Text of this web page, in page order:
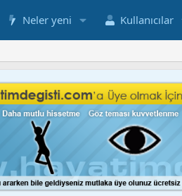
Neler yeni Kullanıcılar